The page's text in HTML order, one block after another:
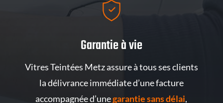
Garantie à vie
Vitres Teintées Metz assure à tous ses clients
la délivrance immédiate d’une facture
accompagnée d’unegarantie sans délai,